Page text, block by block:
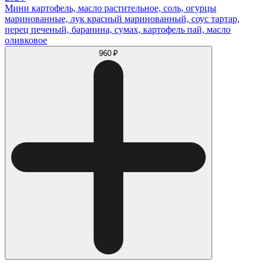
Мини картофель, масло растительное, соль, огурцы
маринованные, лук красный маринованный, соус тартар,
перец печеный, баранина, сумах, картофель пай, масло
оливковое
960 ₽